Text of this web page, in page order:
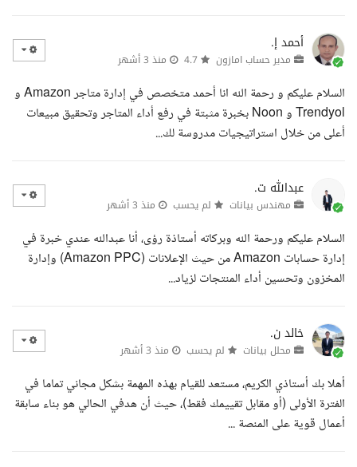
أحمد إ.
مدير حساب امازون منذ 3 أشهر
السلام عليكم و رحمة الله انا أحمد متخصص في إدارة متاجر Amazon و
Trendyol و Noon بخبرة مثبتة في رفع أداء المتاجر وتحقيق مبيعات
أعلى من خلال استراتيجيات مدروسة لك...
عبدالله ت.
مهندس بيانات لم يحسب منذ 3 أشهر
السلام عليكم ورحمة الله وبركاته أستاذة رؤى، أنا عبدالله عندي خبرة في
إدارة حسابات Amazon من حيث الإعلانات (Amazon PPC) وإدارة
المخزون وتحسين أداء المنتجات لزياد...
خالد ن.
محلل بيانات لم يحسب منذ 3 أشهر
أهلا بك أستاذي الكريم، مستعد للقيام بهذه المهمة بشكل مجاني تماما في
الفترة الأولى (أو مقابل تقييمك فقط)، حيث أن هدفي الحالي هو بناء سابقة
أعمال قوية على المنصة ...